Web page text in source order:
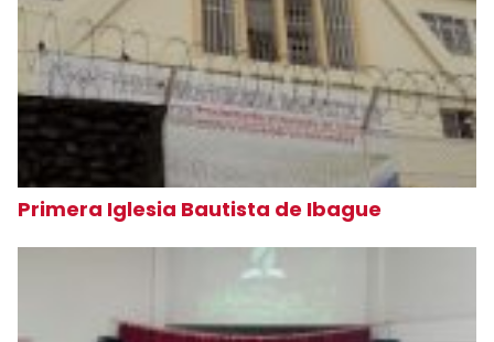
Primera Iglesia Bautista de Ibague